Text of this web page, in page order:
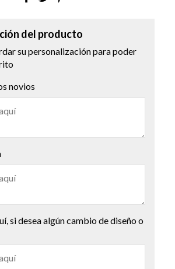
del producto
su personalización para poder
novios
si desea algún cambio de diseño o